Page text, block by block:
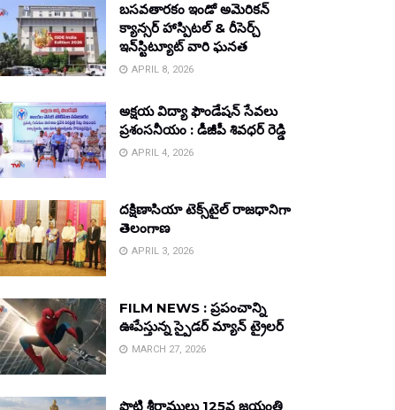
బసవతారకం ఇండో అమెరికన్
క్యాన్సర్ హాస్పిటల్ & రీసెర్చ్
ఇన్‌స్టిట్యూట్ వారి ఘనత
APRIL 8, 2026
అక్షయ విద్యా ఫౌండేషన్ సేవలు
ప్రశంసనీయం : డీజీపీ శివధర్ రెడ్డి
APRIL 4, 2026
దక్షిణాసియా టెక్స్‌టైల్ రాజధానిగా
తెలంగాణ
APRIL 3, 2026
FILM NEWS : ప్రపంచాన్ని
ఊపేస్తున్న స్పైడర్ మ్యాన్ ట్రైలర్
MARCH 27, 2026
పొట్టి శ్రీరాములు 125వ జయంతి